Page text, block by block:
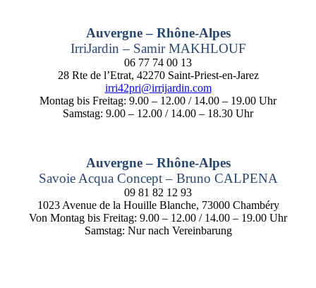
Auvergne – Rhône-Alpes
IrriJardin – Samir MAKHLOUF
06 77 74 00 13
28 Rte de l’Etrat, 42270 Saint-Priest-en-Jarez
irri42pri@irrijardin.com
Montag bis Freitag: 9.00 – 12.00 / 14.00 – 19.00 Uhr
Samstag: 9.00 – 12.00 / 14.00 – 18.30 Uhr
Auvergne – Rhône-Alpes
Savoie Acqua Concept – Bruno CALPENA
09 81 82 12 93
1023 Avenue de la Houille Blanche, 73000 Chambéry
Von Montag bis Freitag: 9.00 – 12.00 / 14.00 – 19.00 Uhr
Samstag: Nur nach Vereinbarung